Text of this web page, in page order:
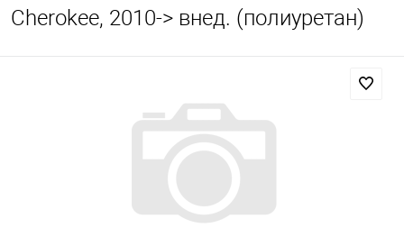
Cherokee, 2010-> внед. (полиуретан)